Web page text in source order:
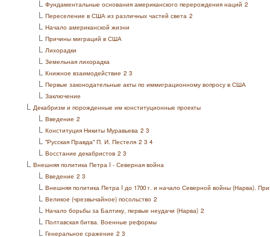
L Фундаментальные основания американского перерождения наций 2
L Переселение в США из различных частей света 2
L Начало американской жизни
L Причины миграций в США
L Лихорадки
L Земельная лихорадка
L Книжное взаимодействие 2 3
L Первые законодательные акты по иммиграционному вопросу в США
L Заключение
L Декабризм и порожденные им конституционные проекты
L Введение 2
L Конституция Никиты Муравьева 2 3
L "Русская Правда" П. И. Пестеля 2 3 4
L Восстание декабристов 2 3
L Внешняя политика Петра I - Северная война
L Введение 2 3
L Внешняя политика Петра I до 1700 г. и начало Северной войны (Нарва).
L Великое (чрезвычайное) посольство 2
L Начало борьбы за Балтику, первые неудачи (Нарва) 2
L Полтавская битва. Военные реформы
L Генеральное сражение 2 3